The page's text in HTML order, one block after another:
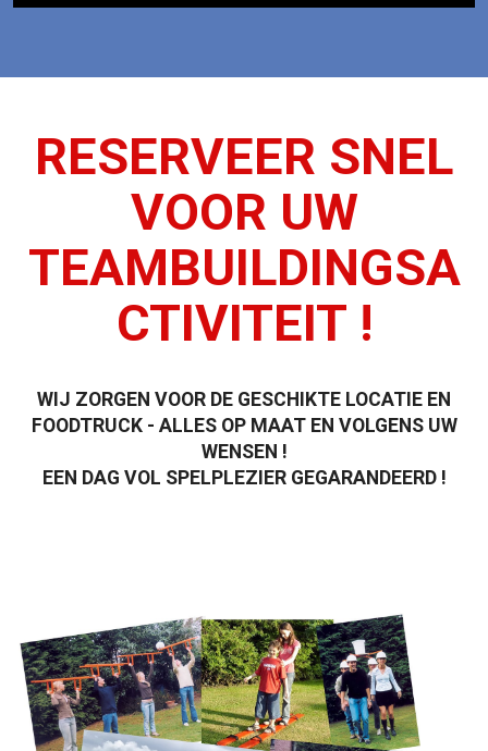
RESERVEER SNEL
VOOR UW
TEAMBUILDINGSA
CTIVITEIT !
WIJ ZORGEN VOOR DE GESCHIKTE LOCATIE EN
FOODTRUCK - ALLES OP MAAT EN VOLGENS UW
WENSEN !
EEN DAG VOL SPELPLEZIER GEGARANDEERD !